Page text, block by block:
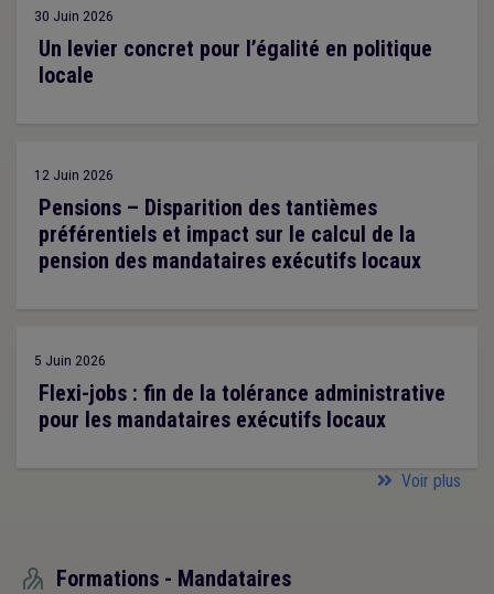
30 Juin 2026
Un levier concret pour l’égalité en politique
locale
12 Juin 2026
Pensions – Disparition des tantièmes
préférentiels et impact sur le calcul de la
pension des mandataires exécutifs locaux
5 Juin 2026
Flexi-jobs : fin de la tolérance administrative
pour les mandataires exécutifs locaux
Voir plus
 Formations - Mandataires